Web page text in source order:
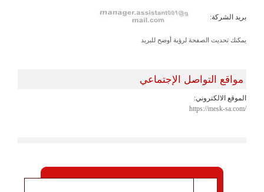
بريد الشركة:
يمكنك تحديث الصفحة لرؤية أوضح للبريد
مواقع التواصل الإجتماعي
الموقع الالكتروني:
https://mesk-sa.com/